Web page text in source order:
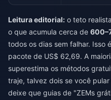
Leitura editorial: o teto
o que acumula cerca de
todos os dias sem falhar. Isso
pacote de US$ 62,69. A
superestima os métodos
traje, talvez dois se você
deixe que guias de "ZEMs